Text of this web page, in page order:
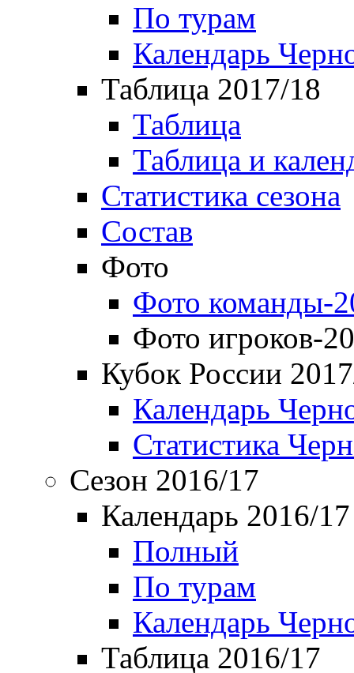
По турам
Календарь
Таблица 2017/18
Таблица
Таблица и
Статистика сезона
Состав
Фото
Фото команды-
Фото игроков-
Кубок России
Календарь
Статистика
Сезон 2016/17
Календарь 2016/17
Полный
По турам
Календарь
Таблица 2016/17